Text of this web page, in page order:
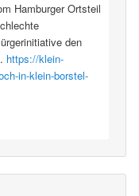
Hamburger Ortsteil
den
https://klein-
in-klein-borstel-